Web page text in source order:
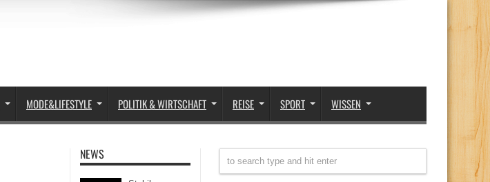
MODE&LIFESTYLE POLITIK & WIRTSCHAFT REISE SPORT WISSEN
NEWS